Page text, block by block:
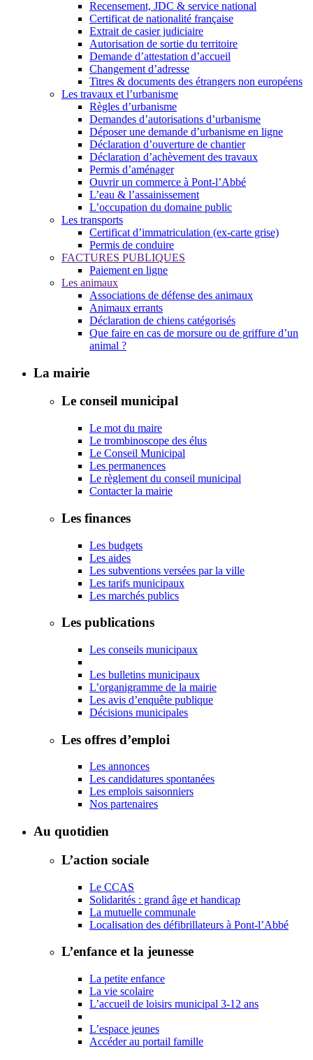
Recensement, JDC & service national
Certificat de nationalité française
Extrait de casier judiciaire
Autorisation de sortie du territoire
Demande d’attestation d’accueil
Changement d’adresse
Titres & documents des étrangers non européens
Les travaux et l’urbanisme
Règles d’urbanisme
Demandes d’autorisations d’urbanisme
Déposer une demande d’urbanisme en ligne
Déclaration d’ouverture de chantier
Déclaration d’achèvement des travaux
Permis d’aménager
Ouvrir un commerce à Pont-l’Abbé
L’eau & l’assainissement
L’occupation du domaine public
Les transports
Certificat d’immatriculation (ex-carte grise)
Permis de conduire
FACTURES PUBLIQUES
Paiement en ligne
Les animaux
Associations de défense des animaux
Animaux errants
Déclaration de chiens catégorisés
Que faire en cas de morsure ou de griffure d’un
animal ?
La mairie
Le conseil municipal
Le mot du maire
Le trombinoscope des élus
Le Conseil Municipal
Les permanences
Le règlement du conseil municipal
Contacter la mairie
Les finances
Les budgets
Les aides
Les subventions versées par la ville
Les tarifs municipaux
Les marchés publics
Les publications
Les conseils municipaux
Les bulletins municipaux
L’organigramme de la mairie
Les avis d’enquête publique
Décisions municipales
Les offres d’emploi
Les annonces
Les candidatures spontanées
Les emplois saisonniers
Nos partenaires
Au quotidien
L’action sociale
Le CCAS
Solidarités : grand âge et handicap
La mutuelle communale
Localisation des défibrillateurs à Pont-l’Abbé
L’enfance et la jeunesse
La petite enfance
La vie scolaire
L’accueil de loisirs municipal 3-12 ans
L’espace jeunes
Accéder au portail famille